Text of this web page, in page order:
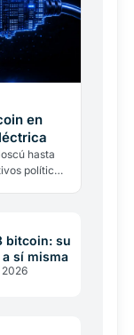
en
hasta
políticos,
bitcoin: su
sí misma
2026